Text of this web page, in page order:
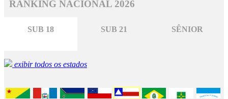
RANKING NACIONAL 2026
SUB 18 SUB 21 SÊNIOR
exibir todos os estados